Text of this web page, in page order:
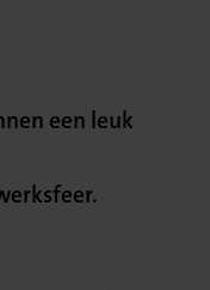
een leuk